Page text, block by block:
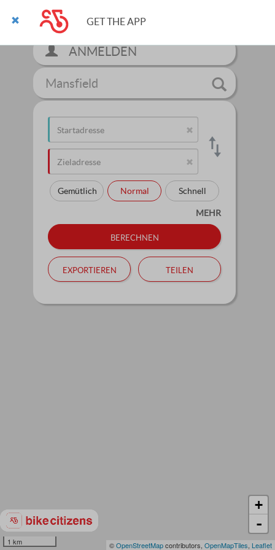
1 km
+
-
©OpenStreetMapcontributors, OpenMapTiles Leaflet
ANMELDEN
Mansfield
Gemütlich Normal Schnell
MEHR
berechnen
exportieren teilen
GET THE APP